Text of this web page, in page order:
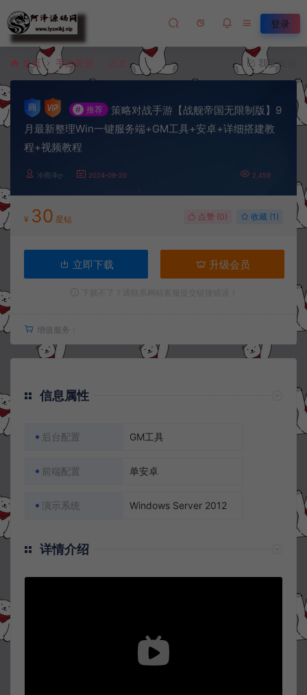
登录
首页 手游资源 正文 我要投稿
# 推荐
策略对战手游【战舰帝国无限制版】9
月最新整理Win一键服务端+GM工具+安卓+详细搭建教
程+视频教程
冷雨泽ღ 2024-09-20 2,459
¥ 30 星钻 点赞 (0) 收藏 (1)
立即下载 升级会员
增值服务：
信息属性
后台配置 GM工具
前端配置 单安卓
演示系统 Windows Server 2012
详情介绍